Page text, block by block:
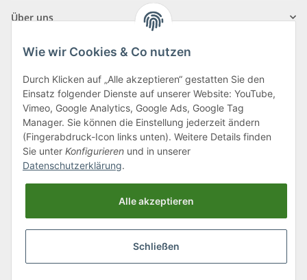
Über uns
Klagenfurter Straße 29
9556 Liebenfels
Montag bis Donnerstag: 8:00 bis 16:30 Uhr
Freitag: 8:00 bis 12:00 Uhr
Tel.:0043 (0) 4262 50900
office@cncshop.at
Wie wir Cookies & Co nutzen
Durch Klicken auf „Alle akzeptieren“ gestatten Sie den
Einsatz folgender Dienste auf unserer Website: YouTube,
Vimeo, Google Analytics, Google Ads, Google Tag
Manager. Sie können die Einstellung jederzeit ändern
(Fingerabdruck-Icon links unten). Weitere Details finden
Sie unter Konfigurieren und in unserer
Datenschutzerklärung.
Alle akzeptieren
Schließen